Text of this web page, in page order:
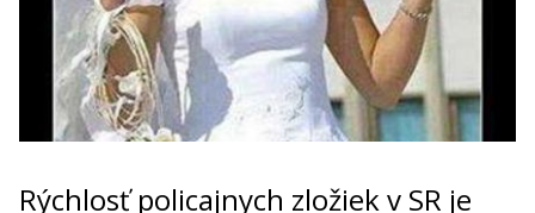
Rýchlosť policajnych zložiek v SR je